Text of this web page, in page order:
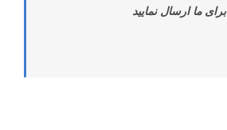
برای ما ارسال نمایید